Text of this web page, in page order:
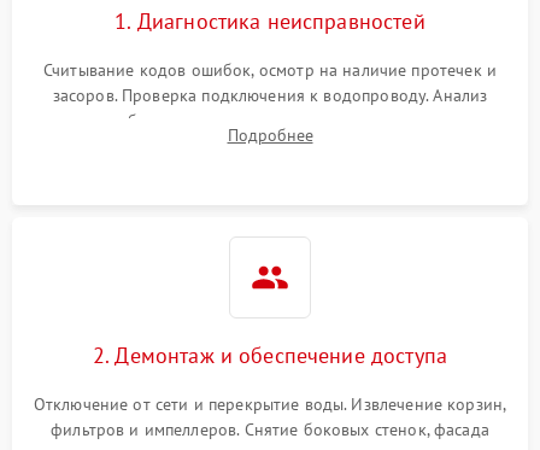
Проблемы с1. Диагностика неисправностей
Считывание кодов ошибок, осмотр на наличие протечек и
засоров. Проверка подключения к водопроводу. Анализ
жалоб на отсутствие слива, нагрева, вращения
разбрызгивателей или срабатывание системы защиты
Подробнее
2. Демонтаж и обеспечение доступа
Отключение от сети и перекрытие воды. Извлечение корзин,
фильтров и импеллеров. Снятие боковых стенок, фасада